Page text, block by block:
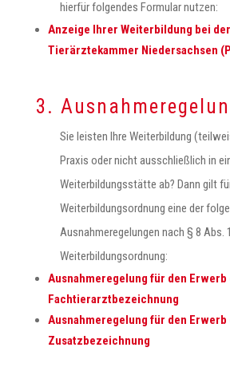
hierfür folgendes Formular nutzen:
Anzeige Ihrer Weiterbildung bei der
Tierärztekammer Niedersachsen
3.
Sie leisten Ihre Weiterbildung
Praxis oder nicht ausschließlich in
Weiterbildungsstätte ab? Dann gilt
Weiterbildungsordnung eine der
Ausnahmeregelungen nach § 8 Abs.
Weiterbildungsordnung:
Ausnahmeregelung für den Erwerb
Fachtierarztbezeichnung
Ausnahmeregelung für den Erwerb
Zusatzbezeichnung